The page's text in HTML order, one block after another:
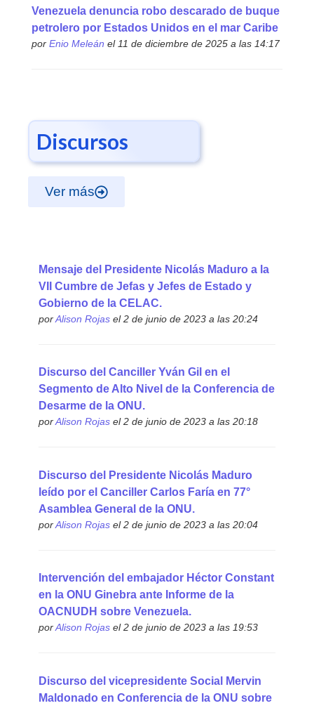
Venezuela denuncia robo descarado de buque
petrolero por Estados Unidos en el mar Caribe
por Enio Meleán el 11 de diciembre de 2025 a las 14:17
Discursos
Ver más
Mensaje del Presidente Nicolás Maduro a la
VII Cumbre de Jefas y Jefes de Estado y
Gobierno de la CELAC.
porAlison Rojasel 2 de junio de 2023 a las 20:24
Discurso del Canciller Yván Gil en el
Segmento de Alto Nivel de la Conferencia de
Desarme de la ONU.
porAlison Rojasel 2 de junio de 2023 a las 20:18
Discurso del Presidente Nicolás Maduro
leído por el Canciller Carlos Faría en 77°
Asamblea General de la ONU.
porAlison Rojasel 2 de junio de 2023 a las 20:04
Intervención del embajador Héctor Constant
en la ONU Ginebra ante Informe de la
OACNUDH sobre Venezuela.
porAlison Rojasel 2 de junio de 2023 a las 19:53
Discurso del vicepresidente Social Mervin
Maldonado en Conferencia de la ONU sobre